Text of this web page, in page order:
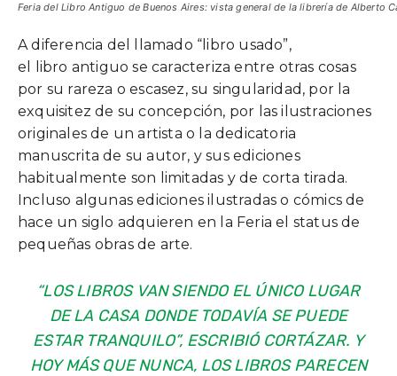
Feria del Libro Antiguo de Buenos Aires: vista general de la librería de Alberto
A diferencia del llamado “libro usado”,
el libro antiguo se caracteriza entre otras cosas
por su rareza o escasez, su singularidad, por la
exquisitez de su concepción, por las ilustraciones
originales de un artista o la dedicatoria
manuscrita de su autor, y sus ediciones
habitualmente son limitadas y de corta tirada.
Incluso algunas ediciones ilustradas o cómics de
hace un siglo adquieren en la Feria el status de
pequeñas obras de arte.
“LOS LIBROS VAN SIENDO EL ÚNICO LUGAR
DE LA CASA DONDE TODAVÍA SE PUEDE
ESTAR TRANQUILO”, ESCRIBIÓ CORTÁZAR. Y
HOY MÁS QUE NUNCA, LOS LIBROS PARECEN